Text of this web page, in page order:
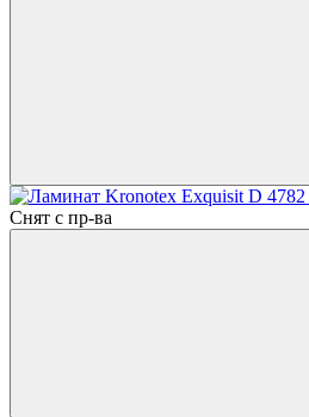
Снят с пр-ва